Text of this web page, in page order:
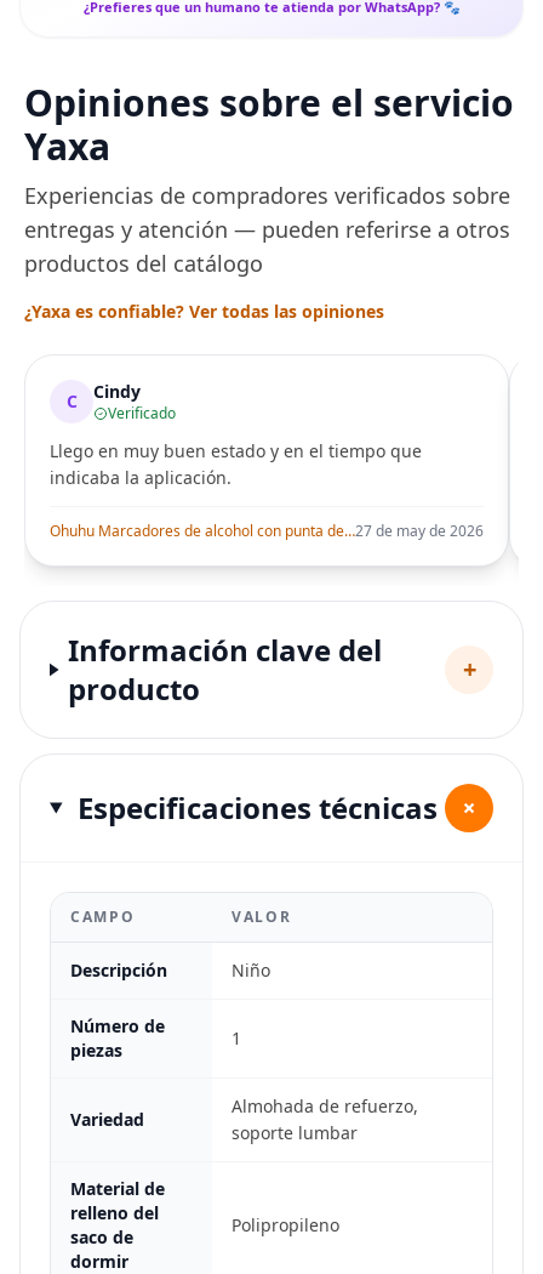
¿Prefieres que un humano te atienda por WhatsApp? 🐾
Opiniones sobre el servicio
Yaxa
Experiencias de compradores verificados sobre
entregas y atención — pueden referirse a otros
productos del catálogo
¿Yaxa es confiable? Ver todas las opiniones
C Cindy
Verificado
Llego en muy buen estado y en el tiempo que
indicaba la aplicación.
Ohuhu Marcadores de alcohol con punta de pincel – Juego de marcadores artísticos de doble punta con certificación AP para artistas adultos27 de may de 2026
Información clave del
producto
+
Especificaciones técnicas +
CAMPO VALOR
Descripción Niño
Número de
piezas
1
Variedad
Almohada de refuerzo,
soporte lumbar
Material de
relleno del
saco de
dormir
Polipropileno